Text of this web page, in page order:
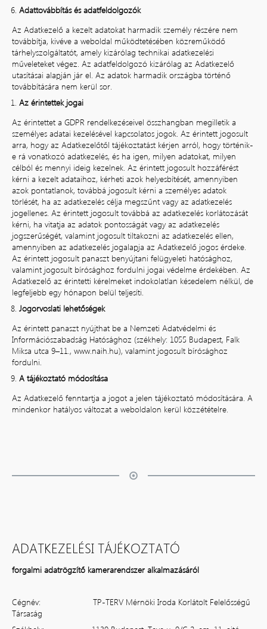
Adattovábbítás és adatfeldolgozók
Az Adatkezelő a kezelt adatokat harmadik személy részére nem
továbbítja, kivéve a weboldal működtetésében közreműködő
tárhelyszolgáltatót, amely kizárólag technikai adatkezelési
műveleteket végez. Az adatfeldolgozó kizárólag az Adatkezelő
utasításai alapján jár el. Az adatok harmadik országba történő
továbbítására nem kerül sor.
Az érintettek jogai
Az érintettet a GDPR rendelkezéseivel összhangban megilletik a
személyes adatai kezelésével kapcsolatos jogok. Az érintett jogosult
arra, hogy az Adatkezelőtől tájékoztatást kérjen arról, hogy történik-
e rá vonatkozó adatkezelés, és ha igen, milyen adatokat, milyen
célból és mennyi ideig kezelnek. Az érintett jogosult hozzáférést
kérni a kezelt adataihoz, kérheti azok helyesbítését, amennyiben
azok pontatlanok, továbbá jogosult kérni a személyes adatok
törlését, ha az adatkezelés célja megszűnt vagy az adatkezelés
jogellenes. Az érintett jogosult továbbá az adatkezelés korlátozását
kérni, ha vitatja az adatok pontosságát vagy az adatkezelés
jogszerűségét, valamint jogosult tiltakozni az adatkezelés ellen,
amennyiben az adatkezelés jogalapja az Adatkezelő jogos érdeke.
Az érintett jogosult panaszt benyújtani felügyeleti hatósághoz,
valamint jogosult bírósághoz fordulni jogai védelme érdekében. Az
Adatkezelő az érintetti kérelmeket indokolatlan késedelem nélkül, de
legfeljebb egy hónapon belül teljesíti.
Jogorvoslati lehetőségek
Az érintett panaszt nyújthat be a Nemzeti Adatvédelmi és
Információszabadság Hatósághoz (székhely: 1055 Budapest, Falk
Miksa utca 9–11., www.naih.hu), valamint jogosult bírósághoz
fordulni.
A tájékoztató módosítása
Az Adatkezelő fenntartja a jogot a jelen tájékoztató módosítására. A
mindenkor hatályos változat a weboldalon kerül közzétételre.
ADATKEZELÉSI TÁJÉKOZTATÓ
forgalmi adatrögzítő kamerarendszer alkalmazásáról
Cégnév: TP-TERV Mérnöki Iroda Korlátolt Felelősségű
Társaság